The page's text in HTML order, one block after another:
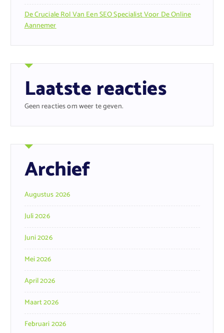
De Cruciale Rol Van Een SEO Specialist Voor De Online
Aannemer
Laatste reacties
Geen reacties om weer te geven.
Archief
Augustus 2026
Juli 2026
Juni 2026
Mei 2026
April 2026
Maart 2026
Februari 2026